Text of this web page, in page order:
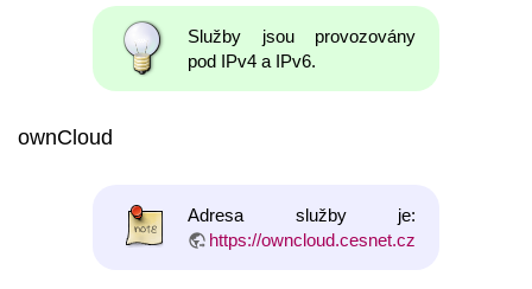
Služby jsou provozovány
pod IPv4 a IPv6.
ownCloud
Adresa služby je:
https://owncloud.cesnet.cz